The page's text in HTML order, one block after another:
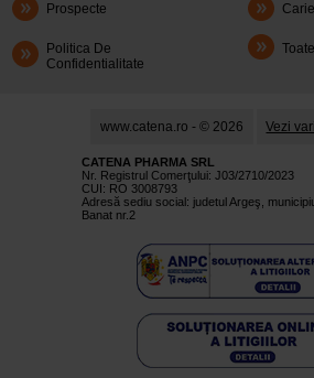
Prospecte
Politica De
Confidentialitate
www.catena.ro - © 2026 Vezi
CATENA PHARMA SRL
Nr. Registrul Comerţului: J03/2710/2023
CUI: RO 3008793
Adresă sediu social: judetul Argeş,
Banat nr.2